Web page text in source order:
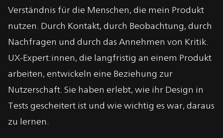
Verständnis für die Menschen, die mein Produkt
nutzen. Durch Kontakt, durch Beobachtung, durch
Nachfragen und durch das Annehmen von Kritik.
UX-Expert:innen, die langfristig an einem Produkt
arbeiten, entwickeln eine Beziehung zur
Nutzerschaft. Sie haben erlebt, wie ihr Design in
Tests gescheitert ist und wie wichtig es war, daraus
zu lernen.